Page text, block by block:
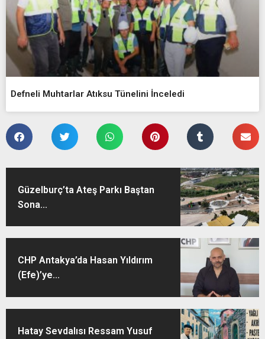
Defneli Muhtarlar Atıksu Tünelini İnceledi
Güzelburç’ta Ateş Parkı Baştan
Sona...
CHP Antakya’da Hasan Yıldırım
(Efe)’ye...
Hatay Sevdalısı Ressam Yusuf